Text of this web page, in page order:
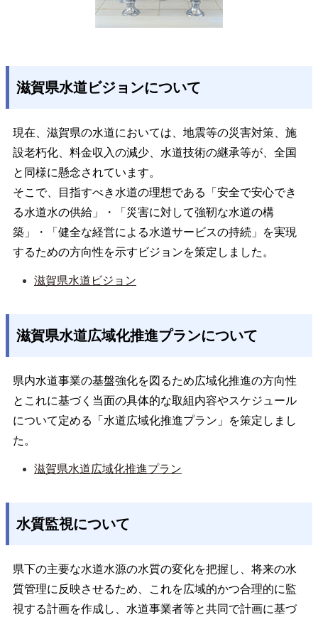
滋賀県水道ビジョンについて
現在、滋賀県の水道においては、地震等の災害対策、施
設老朽化、料金収入の減少、水道技術の継承等が、全国
と同様に懸念されています。
そこで、目指すべき水道の理想である「安全で安心でき
る水道水の供給」・「災害に対して強靭な水道の構
築」・「健全な経営による水道サービスの持続」を実現
するための方向性を示すビジョンを策定しました。
滋賀県水道ビジョン
滋賀県水道広域化推進プランについて
県内水道事業の基盤強化を図るため広域化推進の方向性
とこれに基づく当面の具体的な取組内容やスケジュール
について定める「水道広域化推進プラン」を策定しまし
た。
滋賀県水道広域化推進プラン
水質監視について
県下の主要な水道水源の水質の変化を把握し、将来の水
質管理に反映させるため、これを広域的かつ合理的に監
視する計画を作成し、水道事業者等と共同で計画に基づ